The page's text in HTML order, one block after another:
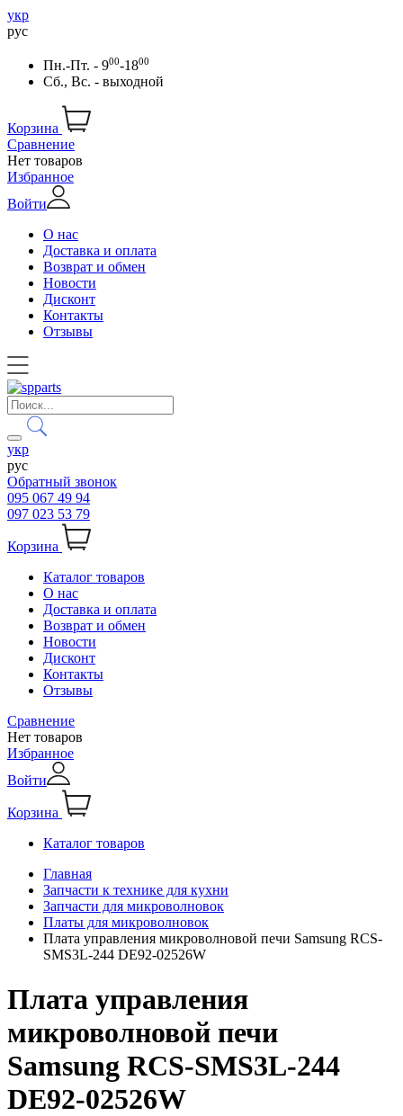
укр
рус
Пн.-Пт. - 900-1800
Сб., Вс. - выходной
Корзина
Сравнение
Нет товаров
Избранное
Войти
О нас
Доставка и оплата
Возврат и обмен
Новости
Дисконт
Контакты
Отзывы
укр
рус
Обратный звонок
095 067 49 94
097 023 53 79
Корзина
Каталог товаров
О нас
Доставка и оплата
Возврат и обмен
Новости
Дисконт
Контакты
Отзывы
Сравнение
Нет товаров
Избранное
Войти
Корзина
Каталог товаров
Главная
Запчасти к технике для кухни
Запчасти для микроволновок
Платы для микроволновок
Плата управления микроволновой печи Samsung RCS-
SMS3L-244 DE92-02526W
Плата управления
микроволновой печи
Samsung RCS-SMS3L-244
DE92-02526W